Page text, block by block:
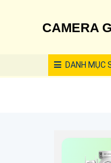
CAMERA
DANH MỤC